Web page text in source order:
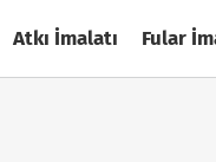
Atkı İmalatı Fular